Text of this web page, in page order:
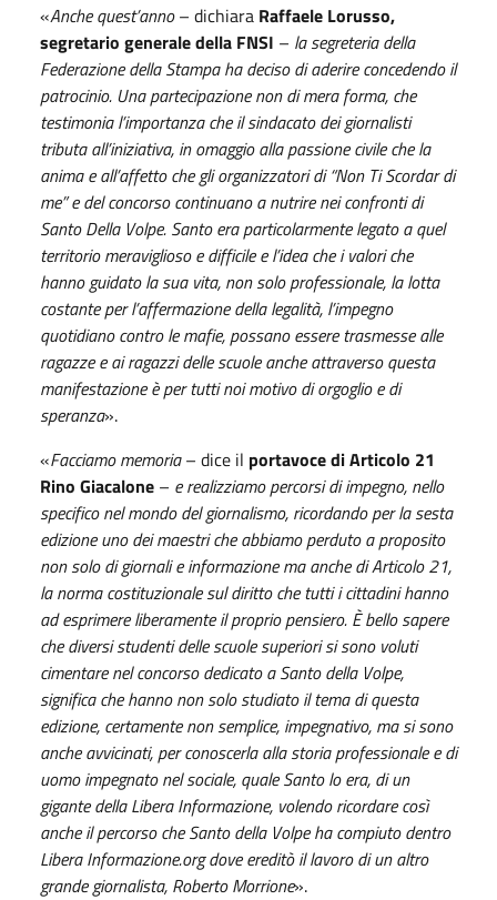
«Anche quest’anno– dichiara Raffaele Lorusso,
segretario generale della FNSI – la segreteria della
Federazione della Stampa ha deciso di aderire concedendo il
patrocinio. Una partecipazione non di mera forma, che
testimonia l’importanza che il sindacato dei giornalisti
tributa all’iniziativa, in omaggio alla passione civile che la
anima e all’affetto che gli organizzatori di “Non Ti Scordar di
me” e del concorso continuano a nutrire nei confronti di
Santo Della Volpe. Santo era particolarmente legato a quel
territorio meraviglioso e difficile e l’idea che i valori che
hanno guidato la sua vita, non solo professionale, la lotta
costante per l’affermazione della legalità, l’impegno
quotidiano contro le mafie, possano essere trasmesse alle
ragazze e ai ragazzi delle scuole anche attraverso questa
manifestazione è per tutti noi motivo di orgoglio e di
speranza».
«Facciamo memoria– dice il portavoce di Articolo 21
Rino Giacalone – e realizziamo percorsi di impegno, nello
specifico nel mondo del giornalismo, ricordando per la sesta
edizione uno dei maestri che abbiamo perduto a proposito
non solo di giornali e informazione ma anche di Articolo 21,
la norma costituzionale sul diritto che tutti i cittadini hanno
ad esprimere liberamente il proprio pensiero. È bello sapere
che diversi studenti delle scuole superiori si sono voluti
cimentare nel concorso dedicato a Santo della Volpe,
significa che hanno non solo studiato il tema di questa
edizione, certamente non semplice, impegnativo, ma si sono
anche avvicinati, per conoscerla alla storia professionale e di
uomo impegnato nel sociale, quale Santo lo era, di un
gigante della Libera Informazione, volendo ricordare così
anche il percorso che Santo della Volpe ha compiuto dentro
Libera Informazione.org dove ereditò il lavoro di un altro
grande giornalista, Roberto Morrione».